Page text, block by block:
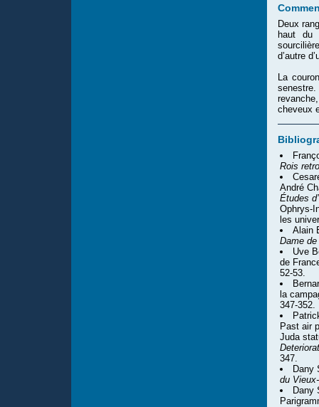
Deux
haut du
d’autre
La
cheveux
Rois
André
Études
Ophrys-
les
Alain
Dame
Uve
de
52-53.
la
347-352.
Past air
Juda
347.
Dany
du
Dany